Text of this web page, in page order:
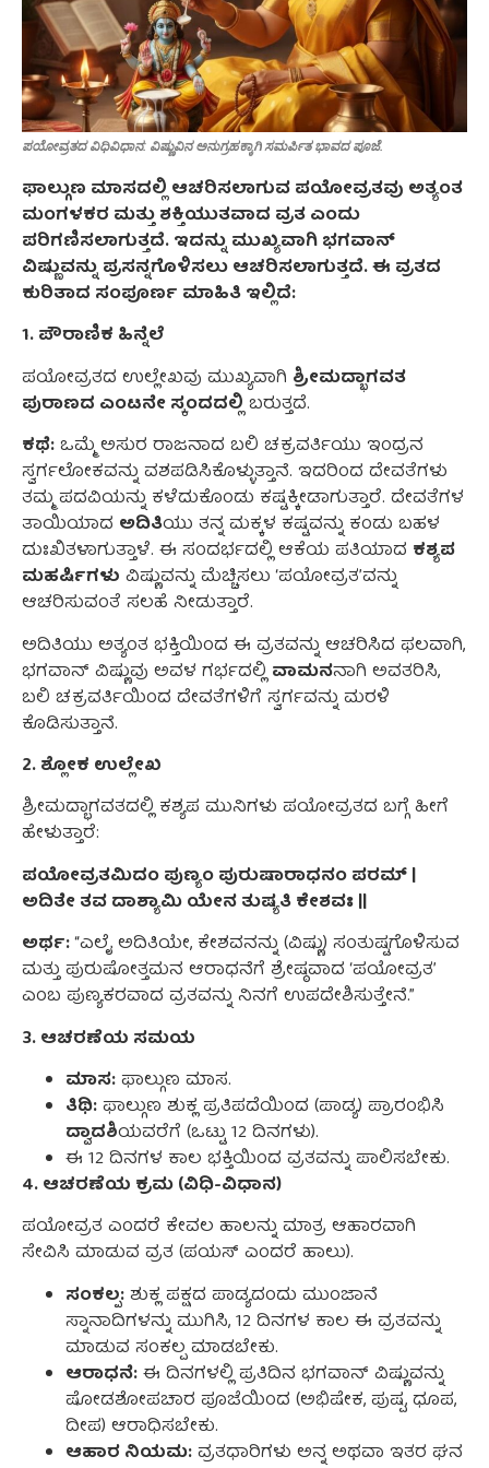
ಪಯೋವ್ರತದ ವಿಧಿವಿಧಾನ: ವಿಷ್ಣುವಿನ ಅನುಗ್ರಹಕ್ಕಾಗಿ ಸಮರ್ಪಿತ ಭಾವದ ಪೂಜೆ.
ಫಾಲ್ಗುಣ ಮಾಸದಲ್ಲಿ ಆಚರಿಸಲಾಗುವ ಪಯೋವ್ರತವು ಅತ್ಯಂತ
ಮಂಗಳಕರ ಮತ್ತು ಶಕ್ತಿಯುತವಾದ ವ್ರತ ಎಂದು
ಪರಿಗಣಿಸಲಾಗುತ್ತದೆ. ಇದನ್ನು ಮುಖ್ಯವಾಗಿ ಭಗವಾನ್
ವಿಷ್ಣುವನ್ನು ಪ್ರಸನ್ನಗೊಳಿಸಲು ಆಚರಿಸಲಾಗುತ್ತದೆ. ಈ ವ್ರತದ
ಕುರಿತಾದ ಸಂಪೂರ್ಣ ಮಾಹಿತಿ ಇಲ್ಲಿದೆ:
1. ಪೌರಾಣಿಕ ಹಿನ್ನೆಲೆ
ಪಯೋವ್ರತದ ಉಲ್ಲೇಖವು ಮುಖ್ಯವಾಗಿ ಶ್ರೀಮದ್ಭಾಗವತ
ಪುರಾಣದ ಎಂಟನೇ ಸ್ಕಂದದಲ್ಲಿಬರುತ್ತದೆ.
ಕಥೆ:ಒಮ್ಮೆ ಅಸುರ ರಾಜನಾದ ಬಲಿ ಚಕ್ರವರ್ತಿಯು ಇಂದ್ರನ
ಸ್ವರ್ಗಲೋಕವನ್ನು ವಶಪಡಿಸಿಕೊಳ್ಳುತ್ತಾನೆ. ಇದರಿಂದ ದೇವತೆಗಳು
ತಮ್ಮ ಪದವಿಯನ್ನು ಕಳೆದುಕೊಂಡು ಕಷ್ಟಕ್ಕೀಡಾಗುತ್ತಾರೆ. ದೇವತೆಗಳ
ತಾಯಿಯಾದ ಅದಿತಿಯು ತನ್ನ ಮಕ್ಕಳ ಕಷ್ಟವನ್ನು ಕಂಡು ಬಹಳ
ದುಃಖಿತಳಾಗುತ್ತಾಳೆ. ಈ ಸಂದರ್ಭದಲ್ಲಿ ಆಕೆಯ ಪತಿಯಾದ ಕಶ್ಯಪ
ಮಹರ್ಷಿಗಳು ವಿಷ್ಣುವನ್ನು ಮೆಚ್ಚಿಸಲು ‘ಪಯೋವ್ರತ’ವನ್ನು
ಆಚರಿಸುವಂತೆ ಸಲಹೆ ನೀಡುತ್ತಾರೆ.
ಅದಿತಿಯು ಅತ್ಯಂತ ಭಕ್ತಿಯಿಂದ ಈ ವ್ರತವನ್ನು ಆಚರಿಸಿದ ಫಲವಾಗಿ,
ಭಗವಾನ್ ವಿಷ್ಣುವು ಅವಳ ಗರ್ಭದಲ್ಲಿವಾಮನನಾಗಿ ಅವತರಿಸಿ,
ಬಲಿ ಚಕ್ರವರ್ತಿಯಿಂದ ದೇವತೆಗಳಿಗೆ ಸ್ವರ್ಗವನ್ನು ಮರಳಿ
ಕೊಡಿಸುತ್ತಾನೆ.
2. ಶ್ಲೋಕ ಉಲ್ಲೇಖ
ಶ್ರೀಮದ್ಭಾಗವತದಲ್ಲಿ ಕಶ್ಯಪ ಮುನಿಗಳು ಪಯೋವ್ರತದ ಬಗ್ಗೆ ಹೀಗೆ
ಹೇಳುತ್ತಾರೆ:
ಪಯೋವ್ರತಮಿದಂ ಪುಣ್ಯಂ ಪುರುಷಾರಾಧನಂ ಪರಮ್ |
ಅದಿತೇ ತವ ದಾಶ್ಯಾಮಿ ಯೇನ ತುಷ್ಯತಿ ಕೇಶವಃ ||
ಅರ್ಥ:“ಎಲೈ ಅದಿತಿಯೇ, ಕೇಶವನನ್ನು (ವಿಷ್ಣು) ಸಂತುಷ್ಟಗೊಳಿಸುವ
ಮತ್ತು ಪುರುಷೋತ್ತಮನ ಆರಾಧನೆಗೆ ಶ್ರೇಷ್ಠವಾದ ‘ಪಯೋವ್ರತ’
ಎಂಬ ಪುಣ್ಯಕರವಾದ ವ್ರತವನ್ನು ನಿನಗೆ ಉಪದೇಶಿಸುತ್ತೇನೆ.”
3. ಆಚರಣೆಯ ಸಮಯ
ಮಾಸ:ಫಾಲ್ಗುಣ ಮಾಸ.
ತಿಥಿ:ಫಾಲ್ಗುಣ ಶುಕ್ಲ ಪ್ರತಿಪದೆಯಿಂದ (ಪಾಡ್ಯ) ಪ್ರಾರಂಭಿಸಿ
ದ್ವಾದಶಿಯವರೆಗೆ (ಒಟ್ಟು 12 ದಿನಗಳು).
ಈ 12 ದಿನಗಳ ಕಾಲ ಭಕ್ತಿಯಿಂದ ವ್ರತವನ್ನು ಪಾಲಿಸಬೇಕು.
4. ಆಚರಣೆಯ ಕ್ರಮ (ವಿಧಿ-ವಿಧಾನ)
ಪಯೋವ್ರತ ಎಂದರೆ ಕೇವಲ ಹಾಲನ್ನು ಮಾತ್ರ ಆಹಾರವಾಗಿ
ಸೇವಿಸಿ ಮಾಡುವ ವ್ರತ (ಪಯಸ್ ಎಂದರೆ ಹಾಲು).
ಸಂಕಲ್ಪ:ಶುಕ್ಲ ಪಕ್ಷದ ಪಾಡ್ಯದಂದು ಮುಂಜಾನೆ
ಸ್ನಾನಾದಿಗಳನ್ನು ಮುಗಿಸಿ, 12 ದಿನಗಳ ಕಾಲ ಈ ವ್ರತವನ್ನು
ಮಾಡುವ ಸಂಕಲ್ಪ ಮಾಡಬೇಕು.
ಆರಾಧನೆ:ಈ ದಿನಗಳಲ್ಲಿ ಪ್ರತಿದಿನ ಭಗವಾನ್ ವಿಷ್ಣುವನ್ನು
ಷೋಡಶೋಪಚಾರ ಪೂಜೆಯಿಂದ (ಅಭಿಷೇಕ, ಪುಷ್ಪ, ಧೂಪ,
ದೀಪ) ಆರಾಧಿಸಬೇಕು.
ಆಹಾರ ನಿಯಮ:ವ್ರತಧಾರಿಗಳು ಅನ್ನ ಅಥವಾ ಇತರ ಘನ